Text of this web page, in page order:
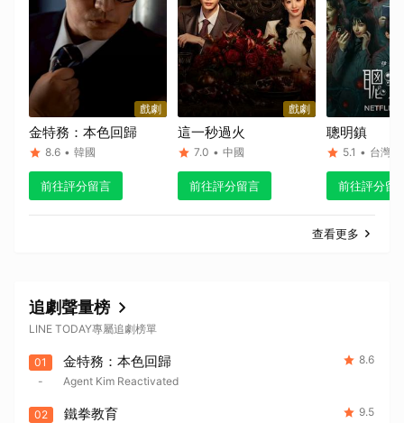
戲劇
金特務：本色回歸
8.6 • 韓國
前往評分留言
戲劇
這一秒過火
7.0 • 中國
前往評分留言
聰明鎮
5.1 • 台灣
前往評分留
查看更多
追劇聲量榜
LINE TODAY專屬追劇榜單
01
-
金特務：本色回歸
Agent Kim Reactivated
8.6
02
鐵拳教育 9.5